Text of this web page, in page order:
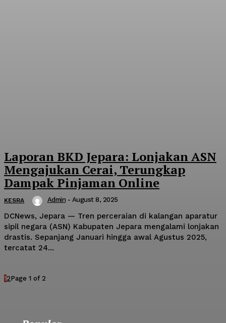
Laporan BKD Jepara: Lonjakan ASN
Mengajukan Cerai, Terungkap
Dampak Pinjaman Online
KESRA Admin - August 8, 2025
DCNews, Jepara — Tren perceraian di kalangan aparatur
sipil negara (ASN) Kabupaten Jepara mengalami lonjakan
drastis. Sepanjang Januari hingga awal Agustus 2025,
tercatat 24...
12Page 1 of 2